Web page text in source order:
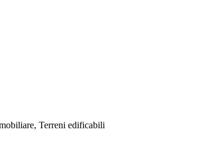
Terreni edificabili